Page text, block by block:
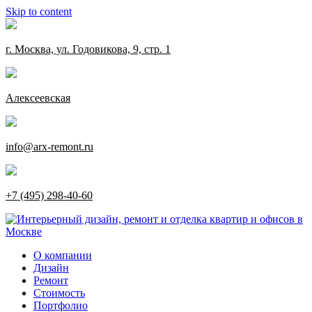
Skip to content
г. Москва, ул. Годовикова, 9, стр. 1
Алексеевская
info@arx-remont.ru
+7 (495) 298-40-60
О компании
Дизайн
Ремонт
Стоимость
Портфолио